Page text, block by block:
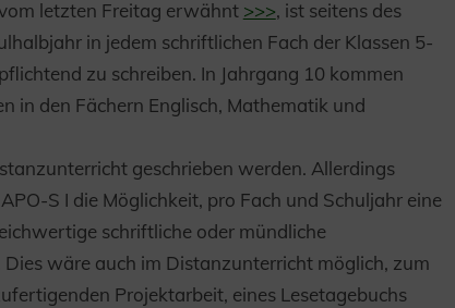
letzten Freitag erwähnt >>>, ist seitens des
in jedem schriftlichen Fach der Klassen 5-
zu schreiben. In Jahrgang 10 kommen
in den Fächern Englisch, Mathematik und
geschrieben werden. Allerdings
S I die Möglichkeit, pro Fach und Schuljahr eine
schriftliche oder mündliche
wäre auch im Distanzunterricht möglich, zum
Projektarbeit, eines Lesetagebuchs